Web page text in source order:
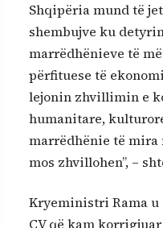
Shqipëria mund të
shembujve ku
marrëdhënieve të
përfituese të
lejonin zhvillimin e
humanitare,
marrëdhënie të mira
mos zhvillohen”, –
Kryeministri Rama u
CV që kam